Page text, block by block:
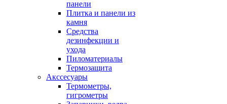
панели
Плитка и панели из
камня
Средства
дезинфекции и
ухода
Пиломатериалы
Термозащита
Аксcесуары
Термометры,
гигрометры